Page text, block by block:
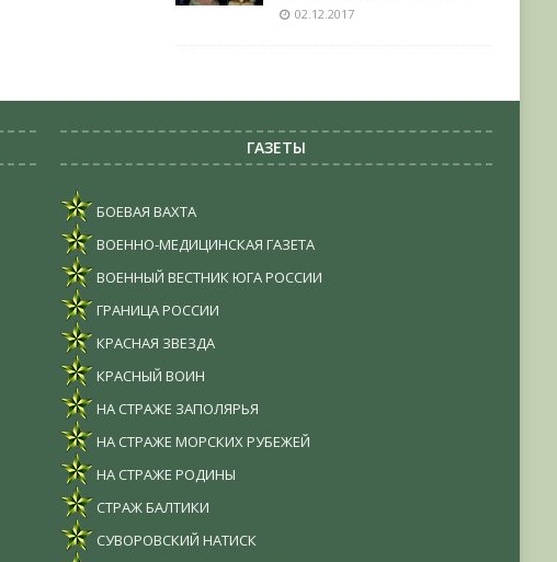
02.12.2017
ГАЗЕТЫ
БОЕВАЯ ВАХТА
ВОЕННО-МЕДИЦИНСКАЯ ГАЗЕТА
ВОЕННЫЙ ВЕСТНИК ЮГА РОССИИ
ГРАНИЦА РОССИИ
КРАСНАЯ ЗВЕЗДА
КРАСНЫЙ ВОИН
НА СТРАЖЕ ЗАПОЛЯРЬЯ
НА СТРАЖЕ МОРСКИХ РУБЕЖЕЙ
НА СТРАЖЕ РОДИНЫ
СТРАЖ БАЛТИКИ
СУВОРОВСКИЙ НАТИСК